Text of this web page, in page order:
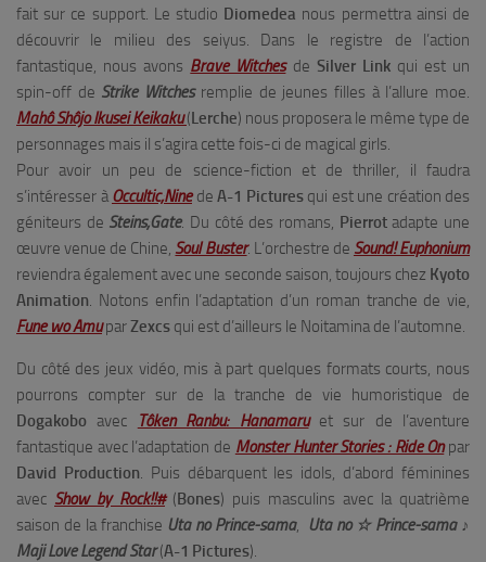
fait sur ce support. Le studio Diomedea nous permettra ainsi de
découvrir le milieu des seiyus. Dans le registre de l’action
fantastique, nous avons Brave Witchesde Silver Linkqui est un
spin-off de Strike Witchesremplie de jeunes filles à l’allure moe.
Mahô Shôjo Ikusei Keikaku (Lerche) nous proposera le même type de
personnages mais il s’agira cette fois-ci de magical girls.
Pour avoir un peu de science-fiction et de thriller, il faudra
s’intéresser à Occultic;Nine de A-1 Picturesqui est une création des
géniteurs de Steins;Gate. Du côté des romans, Pierrotadapte une
œuvre venue de Chine, Soul Buster. L’orchestre de Sound! Euphonium
reviendra également avec une seconde saison, toujours chez Kyoto
Animation. Notons enfin l’adaptation d’un roman tranche de vie,
Fune wo AmuparZexcs qui est d’ailleurs le Noitamina de l’automne.
Du côté des jeux vidéo, mis à part quelques formats courts, nous
pourrons compter sur de la tranche de vie humoristique de
Dogakobo avec Tôken Ranbu: Hanamaruet sur de l’aventure
fantastique avec l’adaptation de Monster Hunter Stories : Ride Onpar
David Production. Puis débarquent les idols, d’abord féminines
avec Show by Rock!!#(Bones) puis masculins avec la quatrième
saison de la franchise Uta no Prince-sama,
Uta no ☆ Prince-sama ♪
Maji Love Legend Star(A-1 Pictures).